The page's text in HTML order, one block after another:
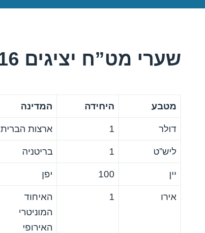
שערי מט”ח יציגים 18/01/2016
מטבע היחידה המדינה
דולר 1 ארצות הברית
ליש”ט 1 בריטניה
יין 100 יפן
אירו 1
האיחוד
המוניטרי
האירופי